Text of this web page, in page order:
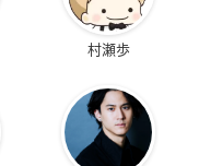
村瀬歩